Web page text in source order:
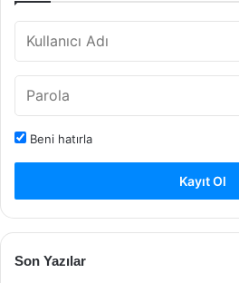
Beni hatırla
Kayıt Ol
Son Yazılar